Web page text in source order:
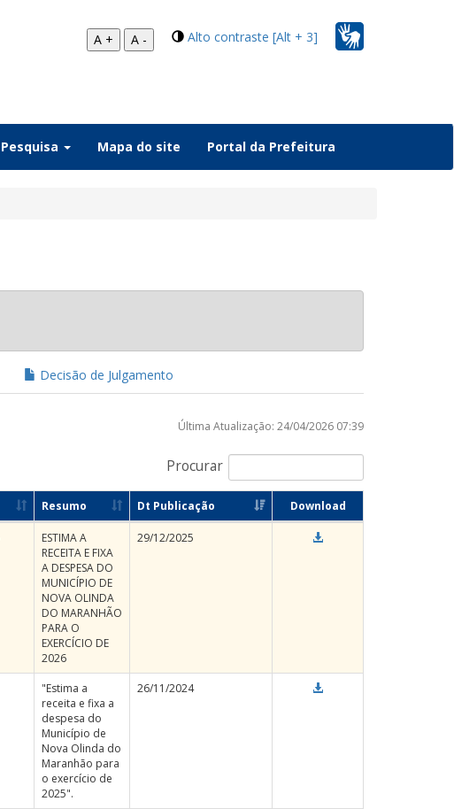
Alto contraste [Alt + 3]
A + A -
Pesquisa Mapa do site Portal da Prefeitura
Decisão de Julgamento
Procurar
Última Atualização: 24/04/2026 07:39
Resumo Dt Publicação Download
ESTIMA A
RECEITA E FIXA
A DESPESA DO
MUNICÍPIO DE
NOVA OLINDA
DO MARANHÃO
PARA O
EXERCÍCIO DE
2026
29/12/2025
"Estima a
receita e fixa a
despesa do
Município de
Nova Olinda do
Maranhão para
o exercício de
2025".
26/11/2024